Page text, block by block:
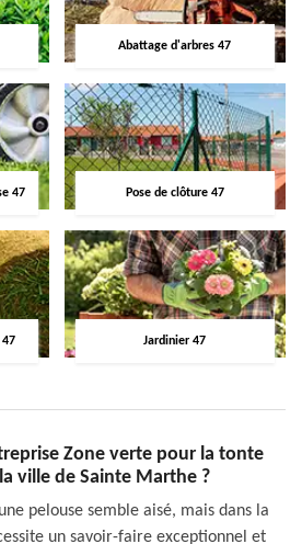
Abattage d'arbres 47
47 Pose de clôture 47
47 Jardinier 47
Zone verte pour la tonte
ville de Sainte Marthe ?
pelouse semble aisé, mais dans la
un savoir-faire exceptionnel et